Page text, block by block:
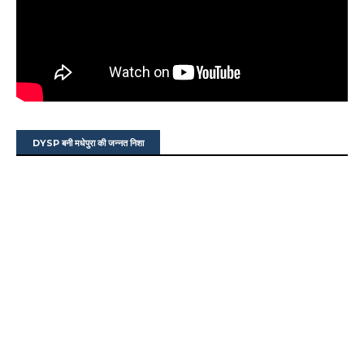
DYSP बनी मधेपुरा की जन्नत निशा